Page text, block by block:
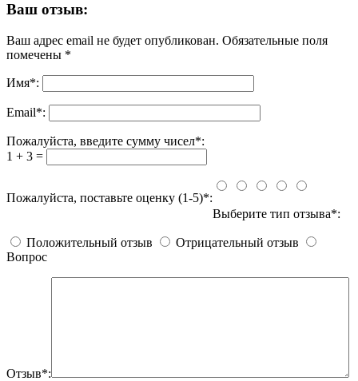
Ваш отзыв:
Ваш адрес email не будет опубликован. Обязательные поля
помечены *
Имя*:
Email*:
Пожалуйста, введите сумму чисел*:
1 + 3 =
Пожалуйста, поставьте оценку (1-5)*:
Выберите тип отзыва*:
Положительный отзыв
Отрицательный отзыв
Вопрос
Отзыв*: